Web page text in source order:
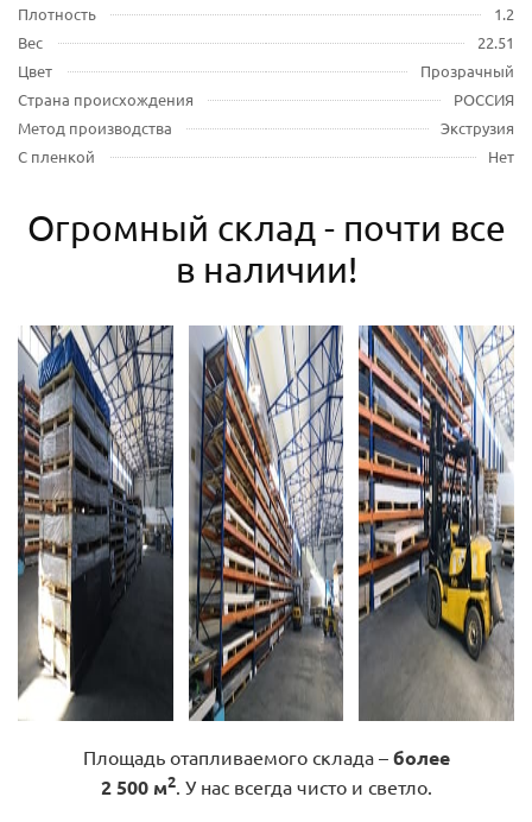
Плотность
1.2
Вес
22.51
Цвет
Прозрачный
Страна происхождения
РОССИЯ
Метод производства
Экструзия
С пленкой
Нет
Огромный склад - почти все
в наличии!
Площадь отапливаемого склада – более
2 500 м2. У нас всегда чисто и светло.